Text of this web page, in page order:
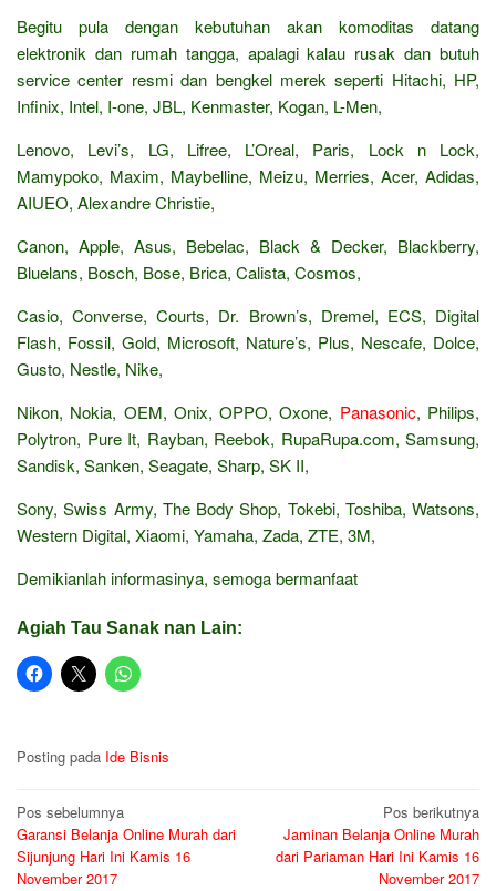
Begitu pula dengan kebutuhan akan komoditas datang
elektronik dan rumah tangga, apalagi kalau rusak dan butuh
service center resmi dan bengkel merek seperti Hitachi, HP,
Infinix, Intel, I-one, JBL, Kenmaster, Kogan, L-Men,
Lenovo, Levi’s, LG, Lifree, L’Oreal, Paris, Lock n Lock,
Mamypoko, Maxim, Maybelline, Meizu, Merries, Acer, Adidas,
AIUEO, Alexandre Christie,
Canon, Apple, Asus, Bebelac, Black & Decker, Blackberry,
Bluelans, Bosch, Bose, Brica, Calista, Cosmos,
Casio, Converse, Courts, Dr. Brown’s, Dremel, ECS, Digital
Flash, Fossil, Gold, Microsoft, Nature’s, Plus, Nescafe, Dolce,
Gusto, Nestle, Nike,
Nikon, Nokia, OEM, Onix, OPPO, Oxone, Panasonic, Philips,
Polytron, Pure It, Rayban, Reebok, RupaRupa.com, Samsung,
Sandisk, Sanken, Seagate, Sharp, SK II,
Sony, Swiss Army, The Body Shop, Tokebi, Toshiba, Watsons,
Western Digital, Xiaomi, Yamaha, Zada, ZTE, 3M,
Demikianlah informasinya, semoga bermanfaat
Agiah Tau Sanak nan Lain:
Posting pada Ide Bisnis
Navigasi
pos
Pos sebelumnya
Garansi Belanja Online Murah dari
Sijunjung Hari Ini Kamis 16
November 2017
Pos berikutnya
Jaminan Belanja Online Murah
dari Pariaman Hari Ini Kamis 16
November 2017